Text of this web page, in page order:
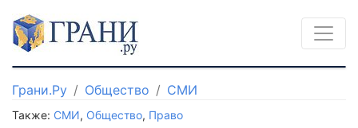
Грани.Ру Общество СМИ
Также: СМИ, Общество, Право